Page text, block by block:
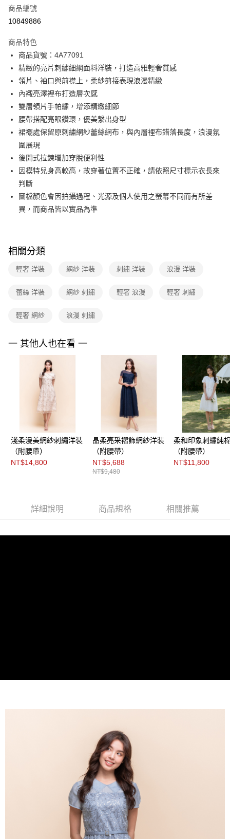
信用卡分期付款
合作金庫商業銀行
華南商業銀行
上海商業儲蓄銀行
台北富邦商業銀行
國泰世華商業銀行
兆豐國際商業銀行
臺灣中小企業銀行
匯豐（台灣）商業銀行
聯邦商業銀行
元大商業銀行
永豐商業銀行
玉山商業銀行
星展（台灣）商業銀行
台新國際商業銀行
台灣樂天信用卡公司
超商取貨付款
LINE Pay
Apple Pay
街口支付
【關於「AFTEE先享後付」】
AFTEE先享後付是「在收到商品之後才付款」的支付方式。 讓您購物簡單
便利好安心！
１．簡單：不需註冊會員、不需綁卡、不需儲值。
２．便利：只要手機號碼，簡訊認證，即可結帳。
３．安心：先確認商品／服務後，再付款。
３．收到繳費通知簡訊後14天內，點擊此簡訊中的連結，可透過四大超商／
※ 請注意：結帳手續完成當下不需立刻繳費，但若您需要取消訂單，請聯絡
後付繳納相關費用。
客戶支援中心」
https://netprotections.freshdesk.com/support/home
１．透過由恩沛科技股份有限公司提供之「AFTEE先享後付」服務完成之交
易，需依本服務之必要範圍內提供個人資料，並將交易相關給付款項請求債
權轉讓予恩沛科技股份有限公司。
２．關於個人資料處理事宜，請瀏覽以下網址：
https://aftee.tw/terms/#terms3
３．未成年的使用者請事先徵得法定代理人或監護人之同意方可使用
「AFTEE先享後付」，若未經同意申辦者引起之損失，本公司不負相關責
４．使用「AFTEE先享後付」時，將依據個別帳號之用戶狀況，依本公司即
時審查核予不同之上限額度；若仍有額度不足之情形，本公司將視審查結果
請求用戶進行身份認證。
５．嚴禁一人註冊多個帳號或使用他人資訊註冊。若發現惡意使用之情形，
恩沛科技股份有限公司將有權停止該用戶之使用額度並採取法律行動。
ATM付款
運送方式
全家取貨付款
每筆NT$90，滿NT$3,600(含以上)免運費
每筆NT$90，滿NT$3,600(含以上)免運費
7-11取貨付款
每筆NT$90，滿NT$3,600(含以上)免運費
每筆NT$90，滿NT$3,600(含以上)免運費
離島宅配 (蘭嶼恕不配送)
每筆NT$200，滿NT$8,000(含以上)免運費
付款後門市自取
商品編號
10849886
商品特色
商品貨號：4A77091
精緻的亮片刺繡細網面料洋裝，打造高雅輕奢質感
領片、袖口與前襟上，柔紗剪接表現浪漫精緻
內襯亮澤裡布打造層次感
雙層領片手帕繡，增添精緻細節
腰帶搭配亮眼鑽環，優美繫出身型
裙襬處保留原刺繡網紗蕾絲網布，與內層裡布錯落長度，浪漫氛
圍展現
後開式拉鍊增加穿脫便利性
因模特兒身高較高，故穿著位置不正確，請依照尺寸標示衣長來
判斷
圖檔顏色會因拍攝過程、光源及個人使用之螢幕不同而有所差
異，而商品皆以實品為準
相關分類
輕奢 洋裝 網紗 洋裝 刺繡 洋裝 浪漫 洋裝
蕾絲 洋裝 網紗 刺繡 輕奢 浪漫 輕奢 刺繡
輕奢 網紗 浪漫 刺繡
一 其他人也在看 一
淺柔漫美網紗刺繡洋裝
（附腰帶）
NT$14,800
晶柔亮采褶飾網紗洋裝
（附腰帶）
NT$5,688
NT$9,480
柔和印象刺繡純
（附腰帶）
NT$11,800
詳細說明 商品規格 相關推薦